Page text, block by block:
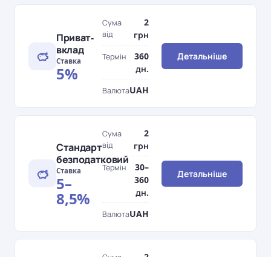
Приват-
вклад
Ставка
5%
Сума
від
2
грн
Термін
360
дн.
ВалютаUAH
Детальніше
Стандарт
безподатковий
Ставка
5–
8,5%
Сума
від
2
грн
Термін
30–
360
дн.
ВалютаUAH
Детальніше